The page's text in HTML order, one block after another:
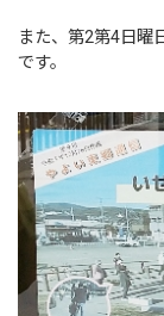
また、第2第4日曜
です。